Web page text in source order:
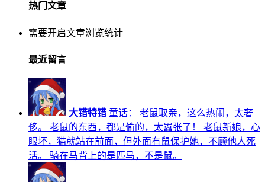
热门文章
需要开启文章浏览统计
最近留言
大错特错 童话： 老鼠取亲，这么热闹，太奢
侈。 老鼠的东西，都是偷的，太嚣张了！ 老鼠新娘，心
眼坏，猫就站在前面，但外面有鼠保护她，不顾他人死
活。 骑在马背上的是匹马，不是鼠。